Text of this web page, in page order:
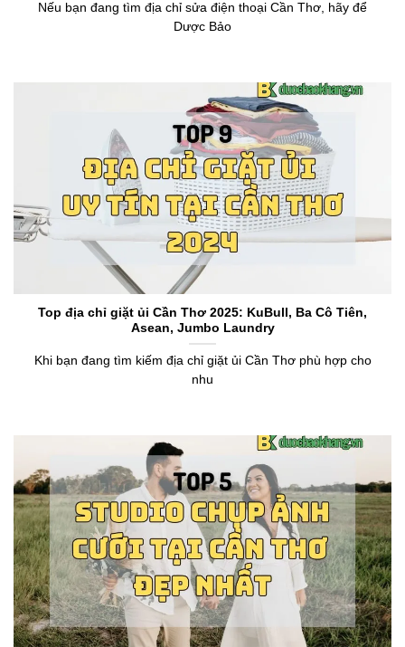
Nếu bạn đang tìm địa chỉ sửa điện thoại Cần Thơ, hãy để
Dược Bảo
Top địa chỉ giặt ủi Cần Thơ 2025: KuBull, Ba Cô Tiên,
Asean, Jumbo Laundry
Khi bạn đang tìm kiếm địa chỉ giặt ủi Cần Thơ phù hợp cho
nhu